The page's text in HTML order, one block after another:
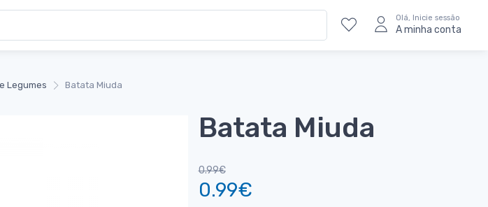
Olá, Inicie sessão
A minha conta
Legumes Batata Miuda
Batata Miuda
0.99€
0.99€